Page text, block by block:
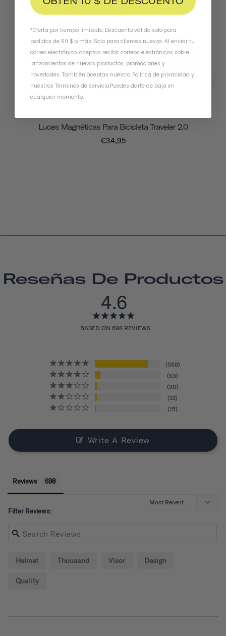
Luces Magnéticas Para Bicicleta Traveler 2.0
€34,95
Reseñas De Productos
4.6
BASED ON 698 REVIEWS
568
63
30
22
15
Write A Review
Reviews
Filter Reviews:
Helmet Thousand Visor Design
Quality
*Oferta por tiempo limitado. Descuento válido solo para
pedidos de 60 $ o más. Solo para clientes nuevos. Al enviar tu
correo electrónico, aceptas recibir correos electrónicos sobre
lanzamientos de nuevos productos, promociones y
novedades. También aceptas nuestra Política de privacidad y
nuestros Términos de servicio.Puedes darte de baja en
cualquier momento.